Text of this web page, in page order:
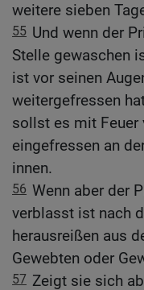
weitere sieben
55 Und wenn der
Stelle gewaschen
ist vor seinen
weitergefressen
sollst es mit Feuer
eingefressen an
innen.
56 Wenn aber der
verblasst ist nach
herausreißen aus
Gewebten oder
57 Zeigt sie sich